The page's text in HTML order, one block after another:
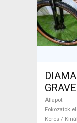
CX
ELADÓ
Állapot
Fokozatok
Keres / Kínál